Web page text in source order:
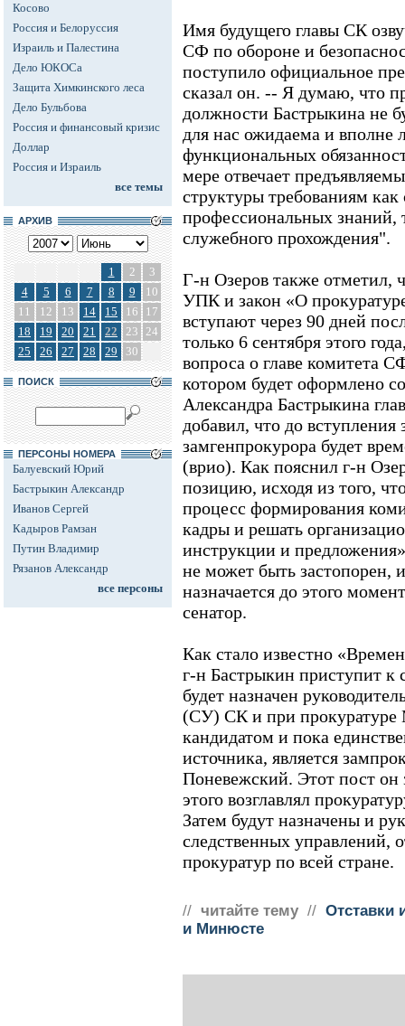
Косово
Россия и Белоруссия
Израиль и Палестина
Дело ЮКОСа
Защита Химкинского леса
Дело Бульбова
Россия и финансовый кризис
Доллар
Россия и Израиль
все темы
АРХИВ
1 2
3
4
5 6 7 8 9
10
11
12 13 14 15 16
17
18
19 20 21 22 23 24
25
26 27 28 29 30
ПОИСК
ПЕРСОНЫ НОМЕРА
Балуевский Юрий
Бастрыкин Александр
Иванов Сергей
Кадыров Рамзан
Путин Владимир
Рязанов Александр
все персоны
Имя будущего главы СК
СФ по обороне и
поступило официальное
сказал он. -- Я думаю, что
должности Бастрыкина не
для нас ожидаема и вполне
функциональных
мере отвечает
структуры требованиям как
профессиональных знаний,
служебного прохождения".
Г-н Озеров также отметил,
УПК и закон «О
вступают через 90 дней
только 6 сентября этого
вопроса о главе комитета
котором будет оформлено
Александра Бастрыкина
добавил, что до вступления
замгенпрокурора будет
(врио). Как пояснил г-н
позицию, исходя из того,
процесс формирования
кадры и решать
инструкции и
не может быть застопорен,
назначается до этого
сенатор.
Как стало известно
г-н Бастрыкин приступит к
будет назначен
(СУ) СК и при прокуратуре
кандидатом и пока
источника, является
Поневежский. Этот пост
этого возглавлял
Затем будут назначены и
следственных управлений,
прокуратур по всей стране.
// читайте тему // Отставки
и Минюсте